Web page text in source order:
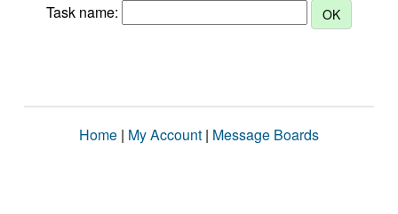
Task name:
Home | My Account | Message Boards